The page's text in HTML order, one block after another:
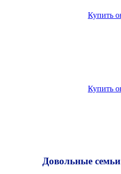
Купить
Купить
Довольные